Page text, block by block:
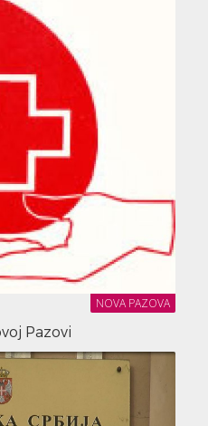
NOVA PAZOVA
Pazovi